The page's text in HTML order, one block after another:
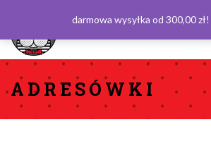
ADRESÓWKI
darmowa wysyłka od 300,00 zł!